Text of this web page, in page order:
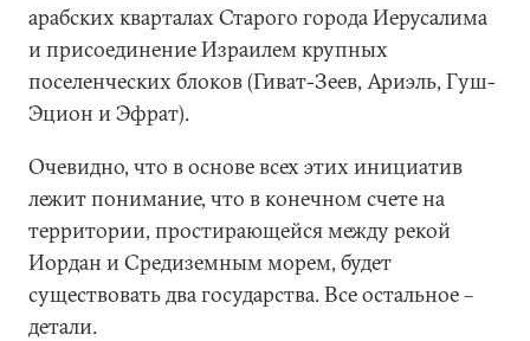
арабских кварталах Старого города Иерусалима
и присоединение Израилем крупных
поселенческих блоков (Гиват-Зеев, Ариэль, Гуш-
Эцион и Эфрат).
Очевидно, что в основе всех этих инициатив
лежит понимание, что в конечном счете на
территории, простирающейся между рекой
Иордан и Средиземным морем, будет
существовать два государства. Все остальное –
детали.